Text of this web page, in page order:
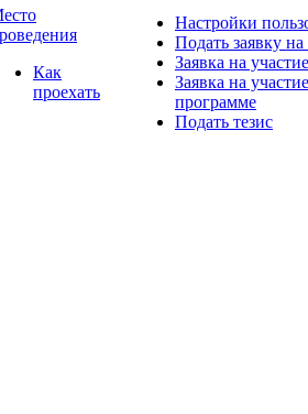
Как
проехать
Настройки
Подать заявку
Заявка на
Заявка на
программе
Подать тезис